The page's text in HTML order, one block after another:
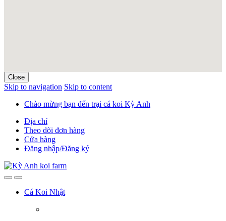
Close
Skip to navigation Skip to content
Chào mừng bạn đến trại cá koi Kỳ Anh
Địa chỉ
Theo dõi đơn hàng
Cửa hàng
Đăng nhập/Đăng ký
Cá Koi Nhật